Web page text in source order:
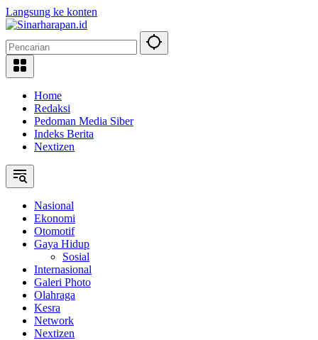
Langsung ke konten
Home
Redaksi
Pedoman Media Siber
Indeks Berita
Nextizen
Nasional
Ekonomi
Otomotif
Gaya Hidup
Sosial
Internasional
Galeri Photo
Olahraga
Kesra
Network
Nextizen